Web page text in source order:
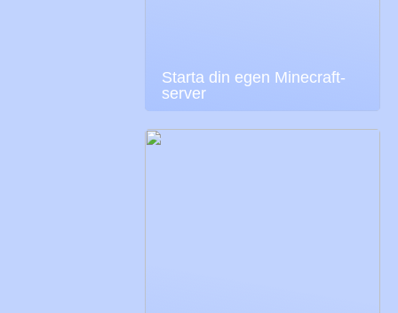
Starta din egen Minecraft-
server